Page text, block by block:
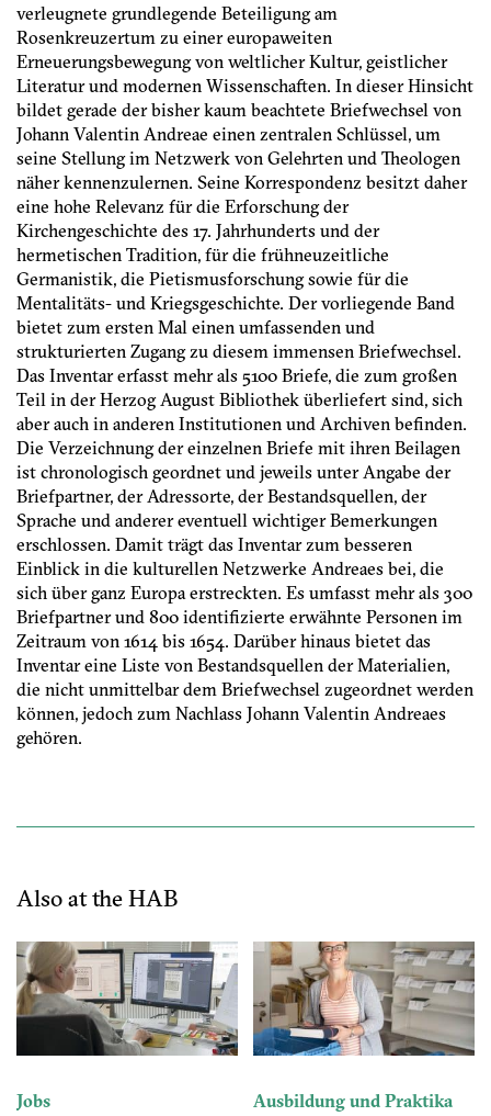
verleugnete grundlegende Beteiligung am
Rosenkreuzertum zu einer europaweiten
Erneuerungsbewegung von weltlicher Kultur, geistlicher
Literatur und modernen Wissenschaften. In dieser Hinsicht
bildet gerade der bisher kaum beachtete Briefwechsel von
Johann Valentin Andreae einen zentralen Schlüssel, um
seine Stellung im Netzwerk von Gelehrten und Theologen
näher kennenzulernen. Seine Korrespondenz besitzt daher
eine hohe Relevanz für die Erforschung der
Kirchengeschichte des 17. Jahrhunderts und der
hermetischen Tradition, für die frühneuzeitliche
Germanistik, die Pietismusforschung sowie für die
Mentalitäts- und Kriegsgeschichte. Der vorliegende Band
bietet zum ersten Mal einen umfassenden und
strukturierten Zugang zu diesem immensen Briefwechsel.
Das Inventar erfasst mehr als 5100 Briefe, die zum großen
Teil in der Herzog August Bibliothek überliefert sind, sich
aber auch in anderen Institutionen und Archiven befinden.
Die Verzeichnung der einzelnen Briefe mit ihren Beilagen
ist chronologisch geordnet und jeweils unter Angabe der
Briefpartner, der Adressorte, der Bestandsquellen, der
Sprache und anderer eventuell wichtiger Bemerkungen
erschlossen. Damit trägt das Inventar zum besseren
Einblick in die kulturellen Netzwerke Andreaes bei, die
sich über ganz Europa erstreckten. Es umfasst mehr als 300
Briefpartner und 800 identifizierte erwähnte Personen im
Zeitraum von 1614 bis 1654. Darüber hinaus bietet das
Inventar eine Liste von Bestandsquellen der Materialien,
die nicht unmittelbar dem Briefwechsel zugeordnet werden
können, jedoch zum Nachlass Johann Valentin Andreaes
gehören.
Also at the HAB
Jobs Ausbildung und Praktika